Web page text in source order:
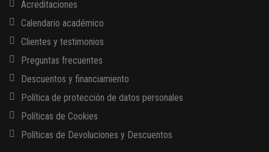
Acreditaciones
Calendario académico
Clientes y testimonios
Preguntas frecuentes
Descuentos y financiamiento
Política de protección de datos personales
Políticas de Cookies
Políticas de Devoluciones y Descuentos
13 AGOSTO, 2026